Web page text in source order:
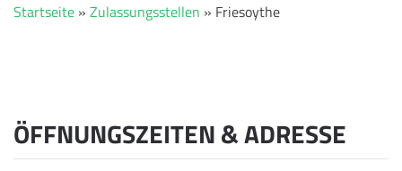
Startseite » Zulassungsstellen » Friesoythe
ÖFFNUNGSZEITEN & ADRESSE